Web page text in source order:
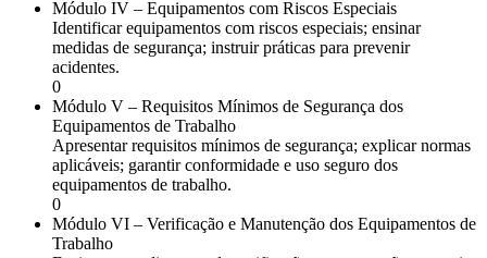
Módulo IV – Equipamentos com Riscos Especiais
Identificar equipamentos com riscos especiais; ensinar
medidas de segurança; instruir práticas para prevenir
acidentes.
0
Módulo V – Requisitos Mínimos de Segurança dos
Equipamentos de Trabalho
Apresentar requisitos mínimos de segurança; explicar normas
aplicáveis; garantir conformidade e uso seguro dos
equipamentos de trabalho.
0
Módulo VI – Verificação e Manutenção dos Equipamentos de
Trabalho